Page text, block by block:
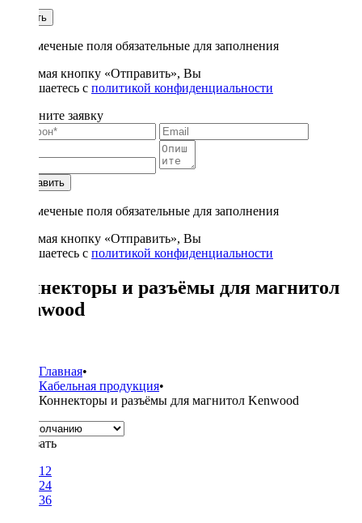
Купить
* - отмеченые поля обязательные для заполнения
Нажимая кнопку «Отправить», Вы
соглашаетесь с политикой конфиденциальности
Заполните заявку
Отправить
* - отмеченые поля обязательные для заполнения
Нажимая кнопку «Отправить», Вы
соглашаетесь с политикой конфиденциальности
Коннекторы и разъёмы для магнитол
Kenwood
Главная•
Кабельная продукция•
Коннекторы и разъёмы для магнитол Kenwood
Показать
12
24
36